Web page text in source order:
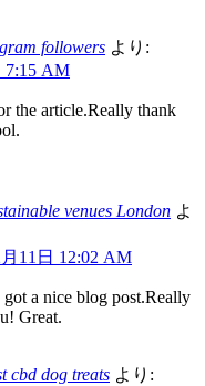
followers より:
7:15 AM
the article.Really thank
venues London よ
11日 12:02 AM
got a nice blog post.Really
Great.
cbd dog treats より: